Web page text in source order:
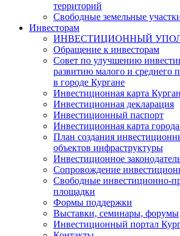
территорий
Свободные земельные
Инвесторам
ИНВЕСТИЦИОННЫЙ
Обращение к инвесторам
Совет по улучшению
развитию малого и среднего
в городе Кургане
Инвестиционная карта
Инвестиционная декларация
Инвестиционный паспорт
Инвестиционная карта
План создания
объектов инфраструктуры
Инвестиционное
Сопровождение
Свободные инвестиционно-
площадки
Формы поддержки
Выставки, семинары, форумы
Инвестиционный портал